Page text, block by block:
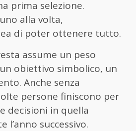
prima selezione.
alla volta,
di poter ottenere tutto.
assume un peso
obiettivo simbolico, un
Anche senza
persone finiscono per
decisioni in quella
l’anno successivo.